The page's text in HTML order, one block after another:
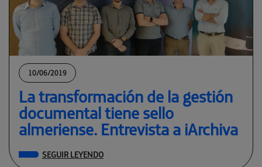
10/06/2019
La transformación de la gestión
documental tiene sello
almeriense. Entrevista a iArchiva
SEGUIR LEYENDO